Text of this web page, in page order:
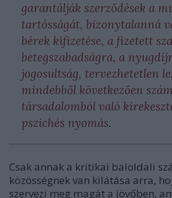
garantálják szerződések a
tartósságát, bizonytalanná
bérek kifizetése, a fizetett
betegszabadságra, a
jogosultság, tervezhetetlen
mindebből következően
társadalomból való
pszichés nyomás.
Csak annak a kritikai baloldali
közösségnek van kilátása arra,
szervezi meg magát a jövőben,